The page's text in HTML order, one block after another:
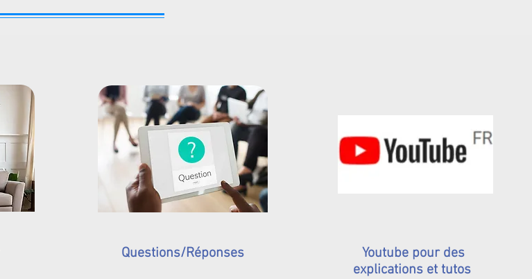
Questions/Réponses
Youtube pour des
explications et tutos